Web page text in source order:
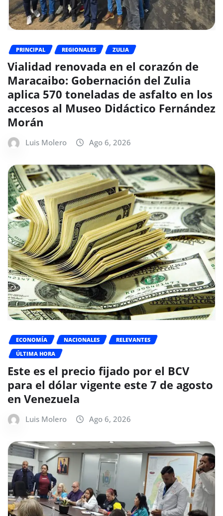
PRINCIPAL REGIONALES ZULIA
Vialidad renovada en el corazón de
Maracaibo: Gobernación del Zulia
aplica 570 toneladas de asfalto en los
accesos al Museo Didáctico Fernández
Morán
Luis Molero Ago 6, 2026
ECONOMÍA NACIONALES
RELEVANTES
ÚLTIMA HORA
Este es el precio fijado por el BCV
para el dólar vigente este 7 de agosto
en Venezuela
Luis Molero Ago 6, 2026